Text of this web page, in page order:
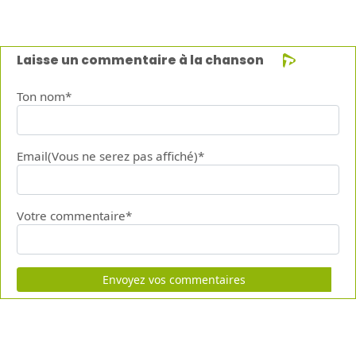
Laisse un commentaire à la chanson
Ton nom*
Email(Vous ne serez pas affiché)*
Votre commentaire*
Envoyez vos commentaires